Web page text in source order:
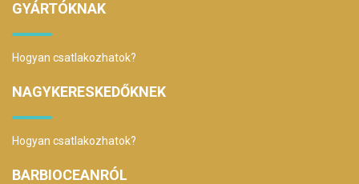
GYÁRTÓKNAK
Hogyan csatlakozhatok?
NAGYKERESKEDŐKNEK
Hogyan csatlakozhatok?
BARBIOCEANRÓL